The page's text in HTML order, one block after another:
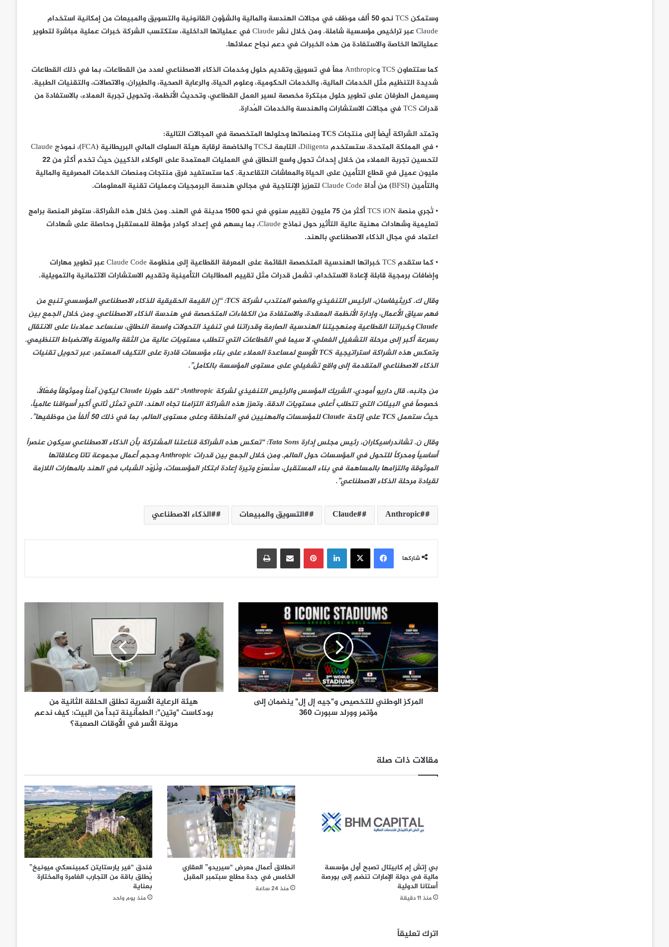
وستمكن TCS نحو 50 ألف موظف في مجالات الهندسة والمالية والشؤون القانونية والتسويق والمبيعات من إمكانية استخدام
Claude عبر تراخيص مؤسسية شاملة. ومن خلال نشر Claude في عملياتها الداخلية، ستكتسب الشركة خبرات عملية مباشرة لتطوير
عملياتها الخاصة والاستفادة من هذه الخبرات في دعم نجاح عملائها.
كما ستتعاون TCS وAnthropic معاً في تسويق وتقديم حلول وخدمات الذكاء الاصطناعي لعدد من القطاعات، بما في ذلك القطاعات
شديدة التنظيم مثل الخدمات المالية، والخدمات الحكومية، وعلوم الحياة، والرعاية الصحية، والطيران، والاتصالات، والتقنيات الطبية.
وسيعمل الطرفان على تطوير حلول مبتكرة مخصصة لسير العمل القطاعي، وتحديث الأنظمة، وتحويل تجربة العملاء، بالاستفادة من
قدرات TCS في مجالات الاستشارات والهندسة والخدمات المُدارة.
وتمتد الشراكة أيضاً إلى منتجات TCS ومنصاتها وحلولها المتخصصة في المجالات التالية:
• في المملكة المتحدة، ستستخدم Diligenta، التابعة لـTCS والخاضعة لرقابة هيئة السلوك المالي البريطانية (FCA)، نموذج Claude
لتحسين تجربة العملاء من خلال إحداث تحول واسع النطاق في العمليات المعتمدة على الوكلاء الذكيين حيث تخدم أكثر من 22
مليون عميل في قطاع التأمين على الحياة والمعاشات التقاعدية. كما ستستفيد فرق منتجات ومنصات الخدمات المصرفية والمالية
والتأمين (BFSI) من أداة Claude Code لتعزيز الإنتاجية في مجالي هندسة البرمجيات وعمليات تقنية المعلومات.
• تُجري منصة TCS iON أكثر من 75 مليون تقييم سنوي في نحو 1500 مدينة في الهند. ومن خلال هذه الشراكة، ستوفر المنصة برامج
تعليمية وشهادات مهنية عالية التأثير حول نماذج Claude، بما يسهم في إعداد كوادر مؤهلة للمستقبل وحاصلة على شهادات
اعتماد في مجال الذكاء الاصطناعي بالهند.
• كما ستقدم TCS خبراتها الهندسية المتخصصة القائمة على المعرفة القطاعية إلى منظومة Claude Code عبر تطوير مهارات
وإضافات برمجية قابلة لإعادة الاستخدام، تشمل قدرات مثل تقييم المطالبات التأمينية وتقديم الاستشارات الائتمانية والتمويلية.
وقال ك. كريثيفاسان، الرئيس التنفيذي والعضو المنتدب لشركة TCS: “إن القيمة الحقيقية للذكاء الاصطناعي المؤسسي تنبع من
فهم سياق الأعمال، وإدارة الأنظمة المعقدة، والاستفادة من الكفاءات المتخصصة في هندسة الذكاء الاصطناعي. ومن خلال الجمع بين
Claude وخبراتنا القطاعية ومنهجيتنا الهندسية الصارمة وقدراتنا في تنفيذ التحولات واسعة النطاق، سنساعد عملاءنا على الانتقال
بسرعة أكبر إلى مرحلة التشغيل الفعلي، لا سيما في القطاعات التي تتطلب مستويات عالية من الثقة والمرونة والانضباط التنظيمي.
وتعكس هذه الشراكة استراتيجية TCS الأوسع لمساعدة العملاء على بناء مؤسسات قادرة على التكيف المستمر، عبر تحويل تقنيات
الذكاء الاصطناعي المتقدمة إلى واقع تشغيلي على مستوى المؤسسة بالكامل”.
من جانبه، قال داريو أمودي، الشريك المؤسس والرئيس التنفيذي لشركة Anthropic: “لقد طورنا Claude ليكون آمناً وموثوقاً وفعّالاً،
خصوصاً في البيئات التي تتطلب أعلى مستويات الدقة. وتعزز هذه الشراكة التزامنا تجاه الهند، التي تمثل ثاني أكبر أسواقنا عالمياً،
حيث ستعمل TCS على إتاحة Claude للمؤسسات والمهنيين في المنطقة وعلى مستوى العالم، بما في ذلك 50 ألفاً من موظفيها”.
وقال ن. تشاندراسيكاران، رئيس مجلس إدارة Tata Sons: “تعكس هذه الشراكة قناعتنا المشتركة بأن الذكاء الاصطناعي سيكون عنصراً
أساسياً ومحركاً للتحول في المؤسسات حول العالم. ومن خلال الجمع بين قدرات Anthropic وحجم أعمال مجموعة تاتا وعلاقاتها
الموثوقة والتزامها بالمساهمة في بناء المستقبل، سنُسرّع وتيرة إعادة ابتكار المؤسسات، ونُزوّد الشباب في الهند بالمهارات اللازمة
لقيادة مرحلة الذكاء الاصطناعي”.
#Anthropic
#Claude #التسويق والمبيعات #الذكاء الاصطناعي
شاركها
فيسبوك ‫X لينكدإن بينتيريست مشاركة عبر البريد
م
ر
ك
ز
ا
ل
و
خ
ص
ل
إ
ل
"
ض
المركز الوطني للتخصيص و"جيه إل إل" ينضمان إلى
مؤتمر وورلد سبورت 360
ع
ا
ي
ة
ت
ط
ق
ا
ل
ح
ل
ق
هيئة الرعاية الأسرية تطلق الحلقة الثانية من
بودكاست "وتين": الطمأنينة تبدأ من البيت: كيف ندعم
مرونة الأسر في الأوقات الصعبة؟
مقالات ذات صلة
بي إتش إم كابيتال تصبح أول مؤسسة
مالية في دولة الإمارات تنضم إلى بورصة
أستانا الدولية
منذ 11 دقيقة
انطلاق أعمال معرض “سيريدو” العقاري
الخامس في جدة مطلع سبتمبر المقبل
منذ 24 ساعة
فندق “فير يارستايتن كمبينسكي ميونيخ”
يُطلق باقة من التجارب الغامرة والمختارة
بعناية
منذ يوم واحد
اترك تعليقاً